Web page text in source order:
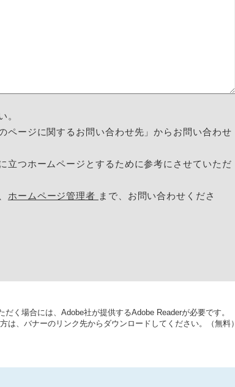
。
ージに関するお問い合わせ先」からお問い合わせ
つホームページとするために参考にさせていただ
ホームページ管理者 まで、お問い合わせくださ
だく場合には、Adobe社が提供するAdobe Readerが必要です。
は、バナーのリンク先からダウンロードしてください。（無料）